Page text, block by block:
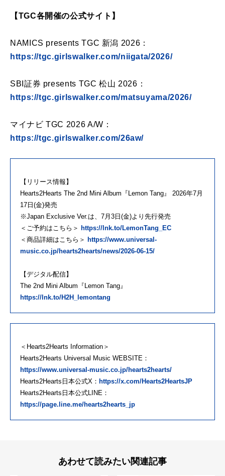
【TGC各開催の公式サイト】
NAMICS presents TGC 新潟 2026：
https://tgc.girlswalker.com/niigata/2026/
SBI証券 presents TGC 松山 2026：
https://tgc.girlswalker.com/matsuyama/2026/
マイナビ TGC 2026 A/W：
https://tgc.girlswalker.com/26aw/
【リリース情報】
Hearts2Hearts The 2nd Mini Album『Lemon Tang』 2026年7月
17日(金)発売
※Japan Exclusive Ver.は、7月3日(金)より先行発売
＜ご予約はこちら＞ https://lnk.to/LemonTang_EC
＜商品詳細はこちら＞ https://www.universal-
music.co.jp/hearts2hearts/news/2026-06-15/
【デジタル配信】
The 2nd Mini Album『Lemon Tang』
https://lnk.to/H2H_lemontang
＜Hearts2Hearts Information＞
Hearts2Hearts Universal Music WEBSITE：
https://www.universal-music.co.jp/hearts2hearts/
Hearts2Hearts日本公式X： https://x.com/Hearts2HeartsJP
Hearts2Hearts日本公式LINE：
https://page.line.me/hearts2hearts_jp
あわせて読みたい関連記事